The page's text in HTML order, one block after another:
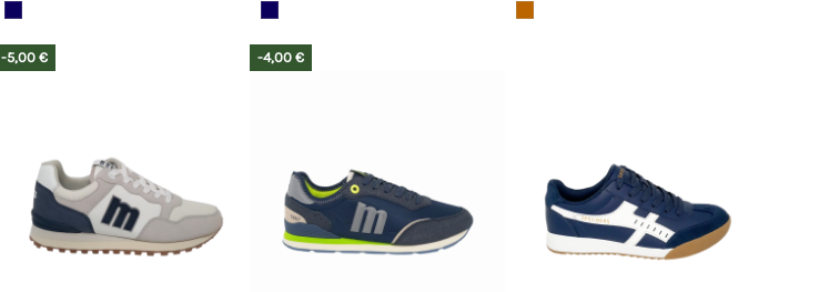
-5,00 € -4,00 €